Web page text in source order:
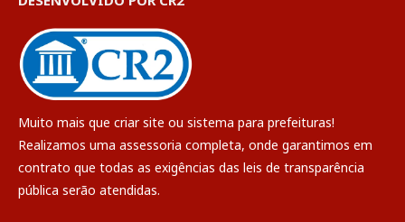
Muito mais que criar site ou sistema para prefeituras!
Realizamos uma assessoria completa, onde garantimos em
contrato que todas as exigências das leis de transparência
pública serão atendidas.